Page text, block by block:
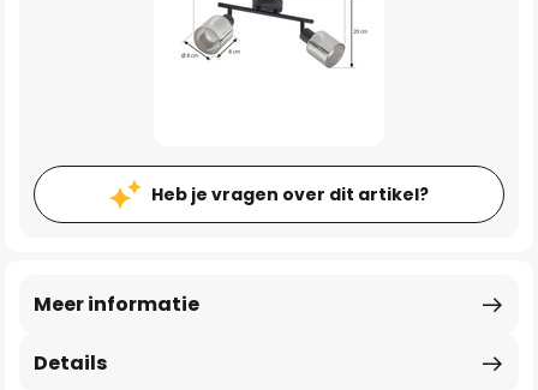
Heb je vragen over dit artikel?
Details
Meer informatie